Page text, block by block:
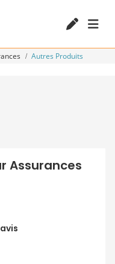
Autres Produits
Assurances